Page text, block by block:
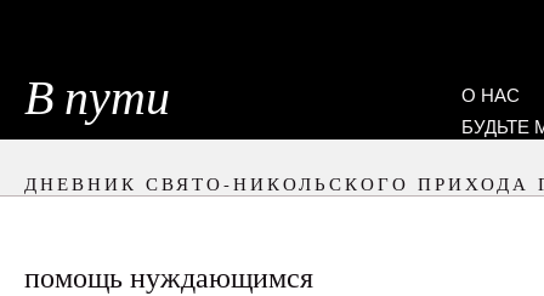
В пути
О НАС
БУДЬТЕ
ДНЕВНИК СВЯТО-НИКОЛЬСКОГО ПРИХОДА
помощь нуждающимся